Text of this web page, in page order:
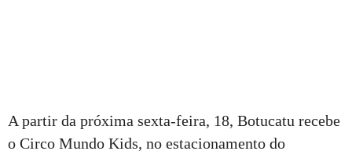
A partir da próxima sexta-feira, 18, Botucatu recebe
o Circo Mundo Kids, no estacionamento do